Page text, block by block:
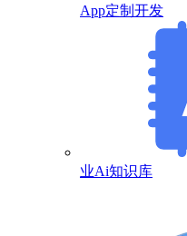
App定制开发
业Ai知识库